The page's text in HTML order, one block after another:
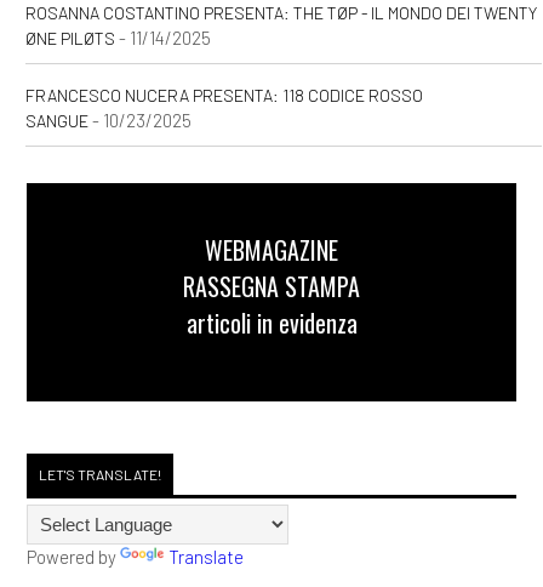
ROSANNA COSTANTINO PRESENTA: THE TØP - IL MONDO DEI TWENTY
ØNE PILØTS - 11/14/2025
FRANCESCO NUCERA PRESENTA: 118 CODICE ROSSO
SANGUE- 10/23/2025
WEBMAGAZINE
RASSEGNA STAMPA
articoli in evidenza
LET'S TRANSLATE!
Powered by Translate